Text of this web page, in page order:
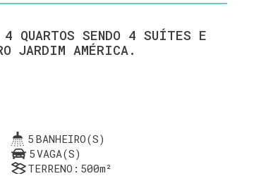
QUARTOS SENDO 4 SUÍTES E
JARDIM AMÉRICA.
5 BANHEIRO(S)
5VAGA(S)
TERRENO: 500m²